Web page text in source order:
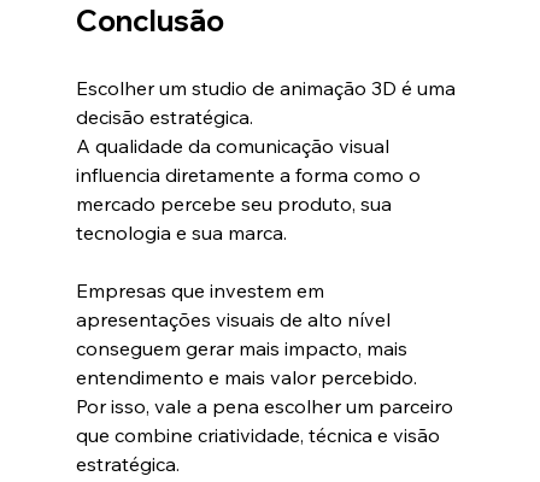
Conclusão
Escolher um studio de animação 3D é uma
decisão estratégica.
A qualidade da comunicação visual
influencia diretamente a forma como o
mercado percebe seu produto, sua
tecnologia e sua marca.
Empresas que investem em
apresentações visuais de alto nível
conseguem gerar mais impacto, mais
entendimento e mais valor percebido.
Por isso, vale a pena escolher um parceiro
que combine criatividade, técnica e visão
estratégica.